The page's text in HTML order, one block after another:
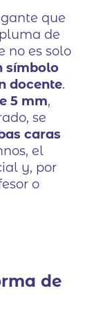
que
de
no es solo
símbolo
docente.
5 mm,
se
caras
el
y, por
o
de